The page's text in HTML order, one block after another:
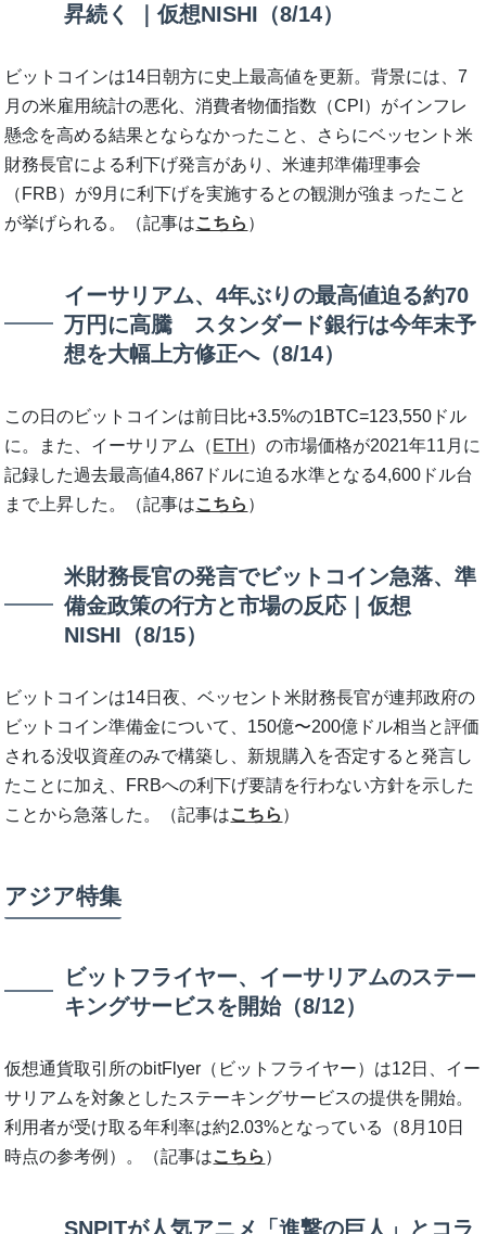
昇続く ｜仮想NISHI（8/14）
ビットコインは14日朝方に史上最高値を更新。背景には、7
月の米雇用統計の悪化、消費者物価指数（CPI）がインフレ
懸念を高める結果とならなかったこと、さらにベッセント米
財務長官による利下げ発言があり、米連邦準備理事会
（FRB）が9月に利下げを実施するとの観測が強まったこと
が挙げられる。（記事はこちら ）
イーサリアム、4年ぶりの最高値迫る約70
万円に高騰 スタンダード銀行は今年末予
想を大幅上方修正へ（8/14）
この日のビットコインは前日比+3.5%の1BTC=123,550ドル
に。また、イーサリアム（ ETH ）の市場価格が2021年11月に
記録した過去最高値4,867ドルに迫る水準となる4,600ドル台
まで上昇した。（記事はこちら ）
米財務長官の発言でビットコイン急落、準
備金政策の行方と市場の反応｜仮想
NISHI（8/15）
ビットコインは14日夜、ベッセント米財務長官が連邦政府の
ビットコイン準備金について、150億〜200億ドル相当と評価
される没収資産のみで構築し、新規購入を否定すると発言し
たことに加え、FRBへの利下げ要請を行わない方針を示した
ことから急落した。（記事はこちら ）
アジア特集
ビットフライヤー、イーサリアムのステー
キングサービスを開始（8/12）
仮想通貨取引所のbitFlyer（ビットフライヤー）は12日、イー
サリアムを対象としたステーキングサービスの提供を開始。
利用者が受け取る年利率は約2.03%となっている（8月10日
時点の参考例）。（記事はこちら ）
SNPITが人気アニメ「進撃の巨人」とコラ